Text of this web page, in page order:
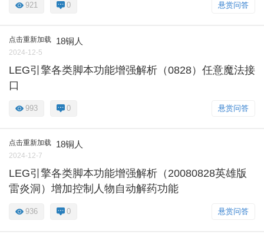
悬赏问答
921 0
点击重新加载 18铜人
2024-12-5
LEG引擎各类脚本功能增强解析（0828）任意魔法接
口
悬赏问答
993 0
点击重新加载 18铜人
2024-12-7
LEG引擎各类脚本功能增强解析（20080828英雄版
雷炎洞）增加控制人物自动解药功能
悬赏问答
936 0